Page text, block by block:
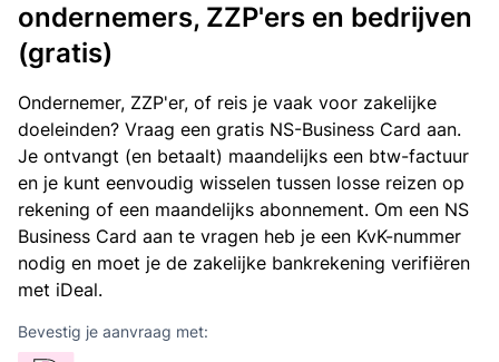
ondernemers, ZZP'ers en bedrijven
(gratis)
Ondernemer, ZZP'er, of reis je vaak voor zakelijke
doeleinden? Vraag een gratis NS-Business Card aan.
Je ontvangt (en betaalt) maandelijks een btw-factuur
en je kunt eenvoudig wisselen tussen losse reizen op
rekening of een maandelijks abonnement. Om een NS
Business Card aan te vragen heb je een KvK-nummer
nodig en moet je de zakelijke bankrekening verifiëren
met iDeal.
Bevestig je aanvraag met: